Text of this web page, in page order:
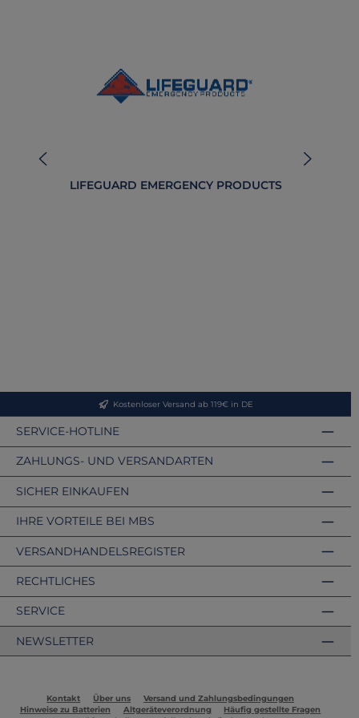
LIFEGUARD EMERGENCY PRODUCTS
Kostenloser Versand ab 119€ in DE
SERVICE-HOTLINE
ZAHLUNGS- UND VERSANDARTEN
VERSANDHANDELSREGISTER
SICHER EINKAUFEN
IHRE VORTEILE BEI MBS
RECHTLICHES
SERVICE
NEWSLETTER
Kontakt Über uns
Versand und Zahlungsbedingungen
Hinweise zu Batterien
Altgeräteverordnung
Häufig gestellte Fragen